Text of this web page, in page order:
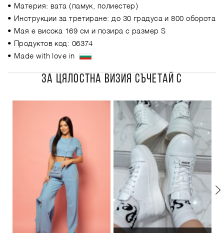
• Материя: вата (памук, полиестер)
• Инструкции за третиране: до 30 градуса и 800 оборота
• Мая е висока 169 см и позира с размер S
• Продуктов код: 06374
• Made with love in
ЗА ЦЯЛОСТНА ВИЗИЯ СЪЧЕТАЙ С